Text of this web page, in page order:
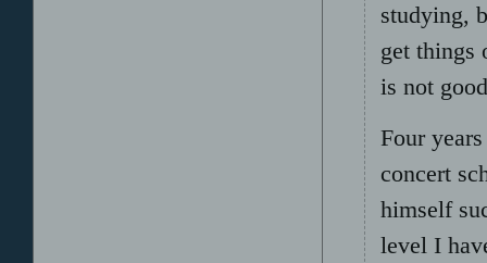
studying,
get things
is not
Four
concert
himself
level I